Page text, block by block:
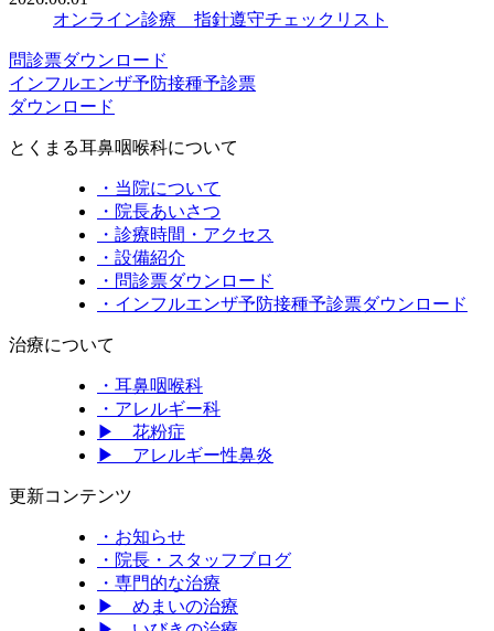
オンライン診療 指針遵守チェックリスト
問診票ダウンロード
インフルエンザ予防接種予診票
ダウンロード
とくまる耳鼻咽喉科について
・当院について
・院長あいさつ
・診療時間・アクセス
・設備紹介
・問診票ダウンロード
・インフルエンザ予防接種予診票ダウンロード
治療について
・耳鼻咽喉科
・アレルギー科
▶ 花粉症
▶ アレルギー性鼻炎
更新コンテンツ
・お知らせ
・院長・スタッフブログ
・専門的な治療
▶ めまいの治療